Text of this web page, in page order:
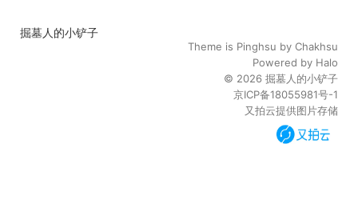
掘墓人的小铲子
Theme is Pinghsu by Chakhsu
Powered by Halo
© 2026 掘墓人的小铲子
京ICP备18055981号-1
又拍云提供图片存储